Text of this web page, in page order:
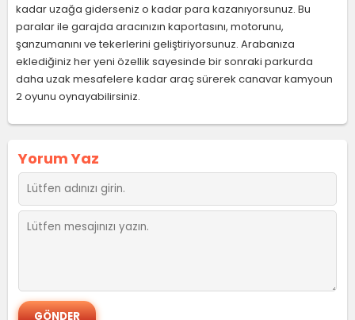
kadar uzağa giderseniz o kadar para kazanıyorsunuz. Bu
paralar ile garajda aracınızın kaportasını, motorunu,
şanzumanını ve tekerlerini geliştiriyorsunuz. Arabanıza
eklediğiniz her yeni özellik sayesinde bir sonraki parkurda
daha uzak mesafelere kadar araç sürerek canavar kamyoun
2 oyunu oynayabilirsiniz.
Yorum Yaz